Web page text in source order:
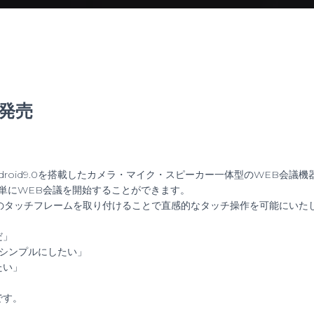
売
を搭載したカメラ・マイク・スピーカー一体型のWEB会議機器
WEB会議を開始することができます。
ッチフレームを取り付けることで直感的なタッチ操作を可能にいた
プルにしたい」
」
。